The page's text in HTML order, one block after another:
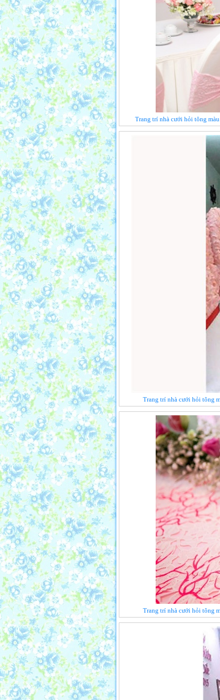
Trang trí nhà cưới hỏi tông
Trang trí nhà cưới hỏi tông
Trang trí nhà cưới hỏi tông